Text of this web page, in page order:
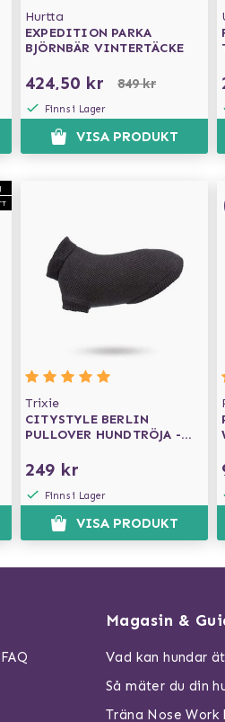
Hurtta
EXPEDITION PARKA
BJÖRNBÄR VINTERTÄCKE
424,50 kr 849 kr
Finns i Lager
VISA PRODUKT
Trixie
CITYSTYLE BERLIN
PULLOVER HUNDTRÖJA -
249 kr
Finns i Lager
VISA PRODUKT
Magasin &
Vad kan hundar
Så mäter du din
Träna Nose Work